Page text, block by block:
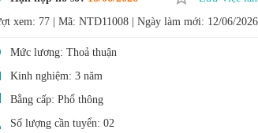
xem: 77
Mã: NTD11008 Ngày làm mới: 12/06/2026
Mức lương: Thoả thuận
Kinh nghiệm: 3 năm
Bằng cấp: Phổ thông
Số lượng cần tuyển: 02